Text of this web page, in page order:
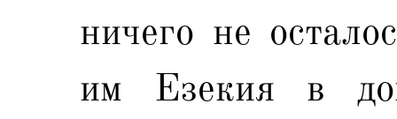
ничего не
им Езекия в